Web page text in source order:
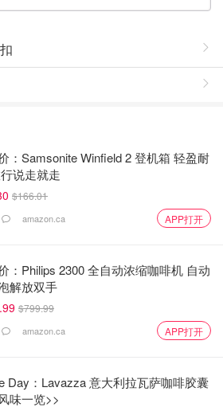
：Samsonite Winfield 2 登机箱 轻盈耐
说走就走
$166.01
amazon.ca APP打开
：Philips 2300 全自动浓缩咖啡机 自动
解放双手
$799.99
amazon.ca APP打开
Day：Lavazza 意大利拉瓦萨咖啡胶囊
味一览>>